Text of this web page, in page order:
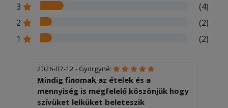
3
(4)
2
(2)
1
(2)
2026-07-12 - Györgyné:
Mindig finomak az ételek és a
mennyiség is megfelelő köszönjük hogy
szívüket lelküket beleteszik